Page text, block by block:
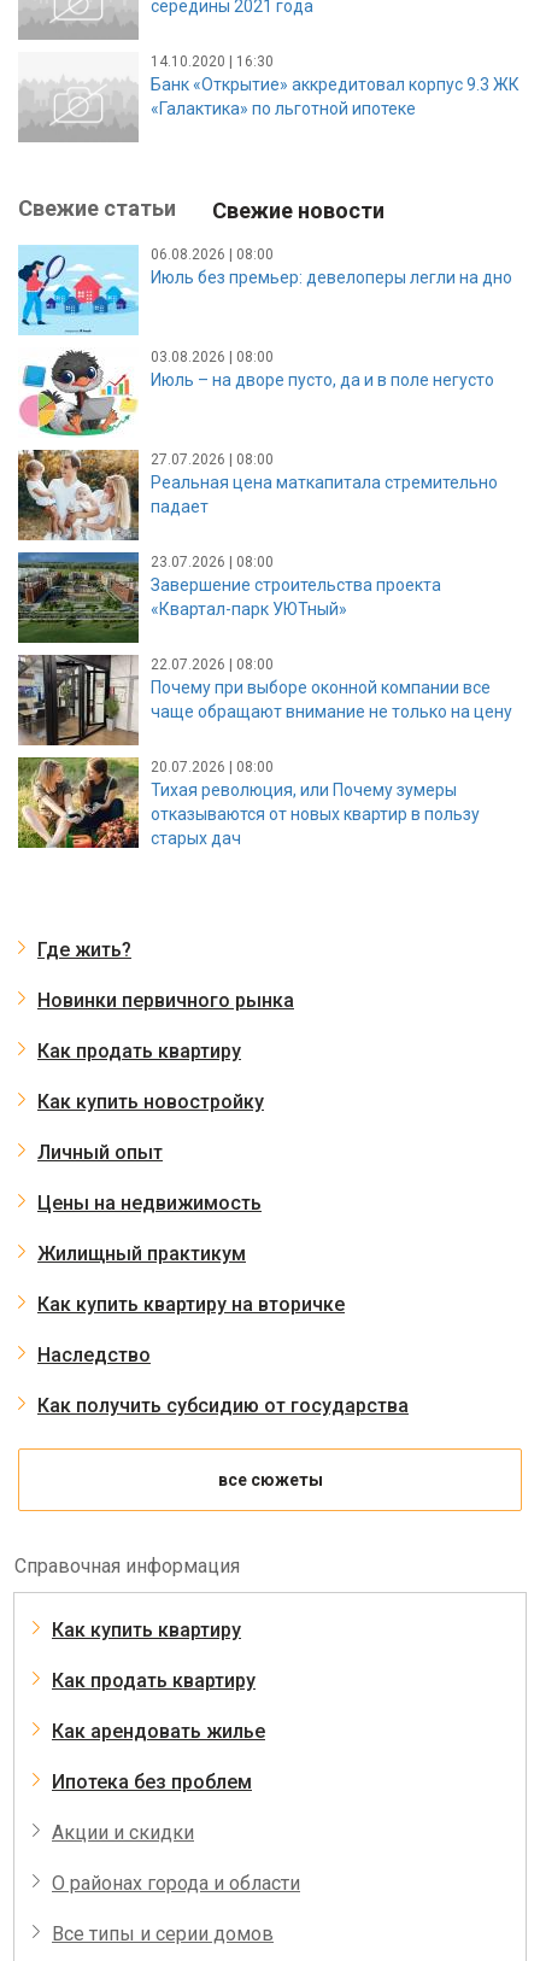
середины 2021 года
14.10.2020 | 16:30
Банк «Открытие» аккредитовал корпус 9.3 ЖК
«Галактика» по льготной ипотеке
Свежие статьи Свежие новости
06.08.2026 | 08:00
Июль без премьер: девелоперы легли на дно
03.08.2026 | 08:00
Июль – на дворе пусто, да и в поле негусто
27.07.2026 | 08:00
Реальная цена маткапитала стремительно
падает
23.07.2026 | 08:00
Завершение строительства проекта
«Квартал-парк УЮТный»
22.07.2026 | 08:00
Почему при выборе оконной компании все
чаще обращают внимание не только на цену
20.07.2026 | 08:00
Тихая революция, или Почему зумеры
отказываются от новых квартир в пользу
старых дач
Где жить?
Новинки первичного рынка
Как продать квартиру
Как купить новостройку
Личный опыт
Цены на недвижимость
Жилищный практикум
Как купить квартиру на вторичке
Наследство
Как получить субсидию от государства
все сюжеты
Справочная информация
Как купить квартиру
Как продать квартиру
Как арендовать жилье
Ипотека без проблем
Акции и скидки
О районах города и области
Все типы и серии домов